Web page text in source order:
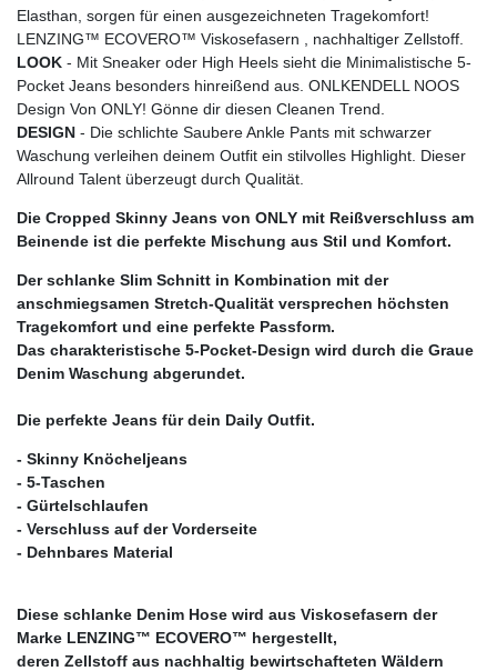
Elasthan, sorgen für einen ausgezeichneten Tragekomfort!
LENZING™ ECOVERO™ Viskosefasern , nachhaltiger Zellstoff.
LOOK - Mit Sneaker oder High Heels sieht die Minimalistische 5-
Pocket Jeans besonders hinreißend aus. ONLKENDELL NOOS
Design Von ONLY! Gönne dir diesen Cleanen Trend.
DESIGN - Die schlichte Saubere Ankle Pants mit schwarzer
Waschung verleihen deinem Outfit ein stilvolles Highlight. Dieser
Allround Talent überzeugt durch Qualität.
Die Cropped Skinny Jeans von ONLY mit Reißverschluss am
Beinende ist die perfekte Mischung aus Stil und Komfort.
Der schlanke Slim Schnitt in Kombination mit der
anschmiegsamen Stretch-Qualität versprechen höchsten
Tragekomfort und eine perfekte Passform.
Das charakteristische 5-Pocket-Design wird durch die Graue
Denim Waschung abgerundet.
Die perfekte Jeans für dein Daily Outfit.
- Skinny Knöcheljeans
- 5-Taschen
- Gürtelschlaufen
- Verschluss auf der Vorderseite
- Dehnbares Material
Diese schlanke Denim Hose wird aus Viskosefasern der
Marke LENZING™ ECOVERO™ hergestellt,
deren Zellstoff aus nachhaltig bewirtschafteten Wäldern